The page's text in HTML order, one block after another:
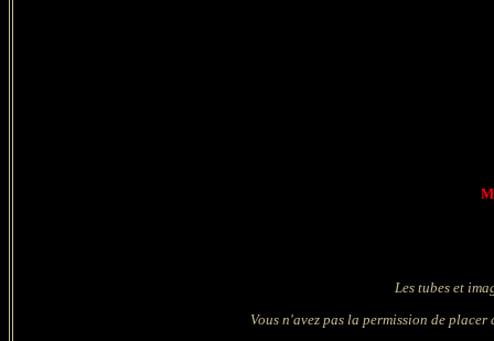
Les tubes et
Vous n'avez pas la permission de